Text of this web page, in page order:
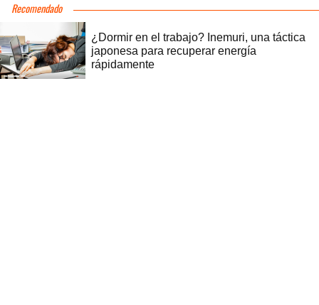
Recomendado
¿Dormir en el trabajo? Inemuri, una táctica
japonesa para recuperar energía
rápidamente